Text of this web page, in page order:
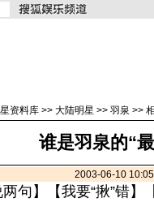
资料库 >> 大陆明星 >> 羽泉 >>
谁是羽泉的“
2003-06-10
句 】【我要“揪”错】